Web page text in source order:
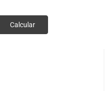
Calcular